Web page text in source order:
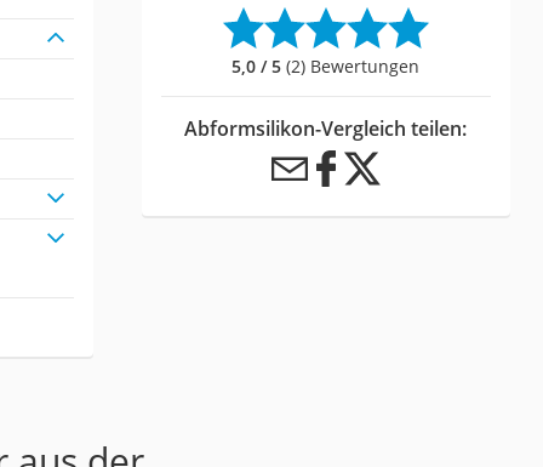
5,0 / 5 (2) Bewertungen
Abformsilikon-Vergleich teilen: